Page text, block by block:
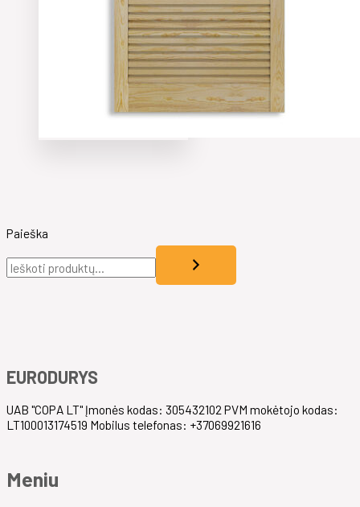
Paieška
EURODURYS
UAB "COPA LT" Įmonės kodas: 305432102 PVM mokėtojo kodas:
LT100013174519 Mobilus telefonas: +37069921616
Meniu